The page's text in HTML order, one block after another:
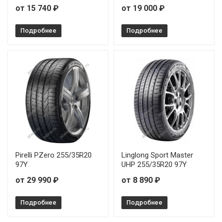
GoodYear Eagle F1 SuperSport 295/30R21 102Y
GoodYear Eagle F1 SuperSport 295/35R20 105Y
GoodYear Eagle F1 SuperSport 325/30R21 108Y
от 15 740 ₽
Подробнее
от 19 000 ₽
Подробнее
Pirelli PZero 255/35R20
97Y
от 29 990 ₽
Подробнее
Linglong Sport Master
UHP 255/35R20 97Y
от 8 890 ₽
Подробнее